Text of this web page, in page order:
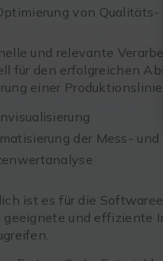
von
und relevante
für den erfolgreichen
einer
der Mess-
ist es für die
geeignete und effiziente